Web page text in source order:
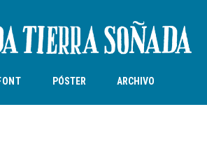
PÓSTER ARCHIVO